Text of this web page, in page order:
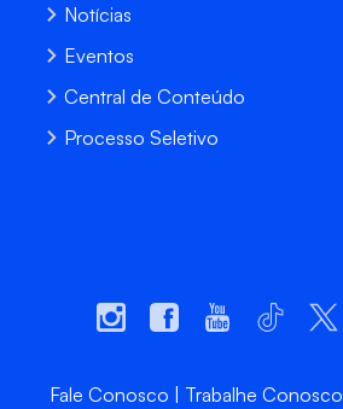
Notícias
Eventos
Central de Conteúdo
Processo Seletivo
Fale Conosco Trabalhe Conosco